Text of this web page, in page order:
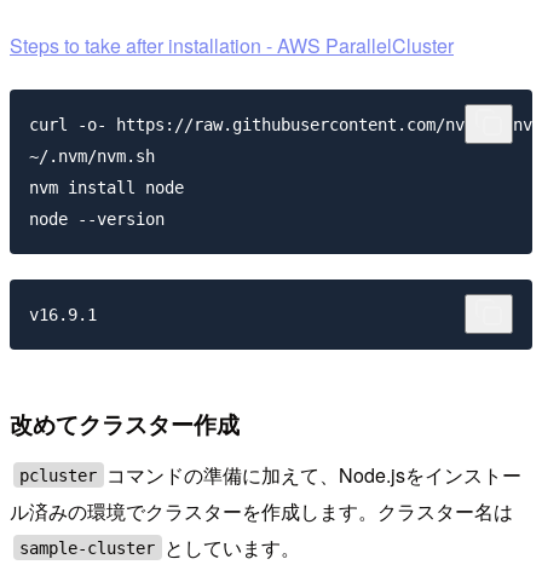
Steps to take after installation - AWS ParallelCluster
curl -o- https://raw.githubusercontent.com/nvm-sh/
~/.nvm/nvm.sh
nvm install node
改めてクラスター作成
pcluster
コマンドの準備に加えて、Node.jsをインストー
ル済みの環境でクラスターを作成します。クラスター名は
sample-cluster としています。